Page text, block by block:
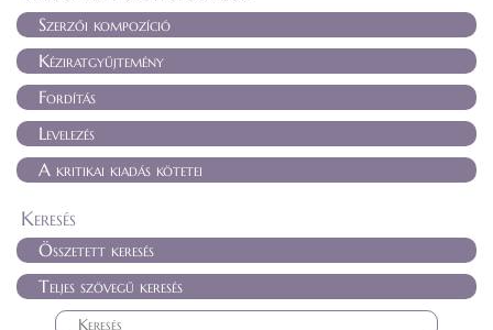
Szerzői kompozíció
Kéziratgyűjtemény
Fordítás
Levelezés
A kritikai kiadás kötetei
Keresés
Összetett keresés
Teljes szövegű keresés